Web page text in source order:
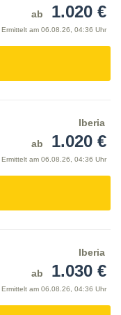
ab
1.020 €
Ermittelt am 06.08.26, 04:36 Uhr
Iberia
ab
1.020 €
Ermittelt am 06.08.26, 04:36 Uhr
Iberia
ab
1.030 €
Ermittelt am 06.08.26, 04:36 Uhr